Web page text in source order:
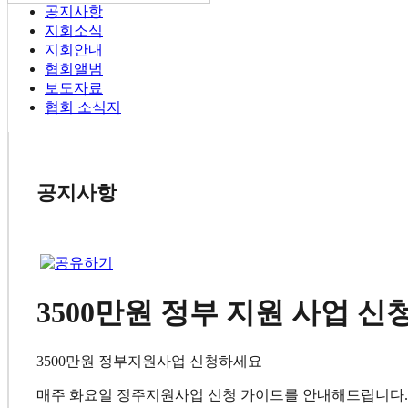
공지사항
지회소식
지회안내
협회앨범
보도자료
협회 소식지
공지사항
3500만원 정부 지원 사업 신
3500만원 정부지원사업 신청하세요
매주 화요일 정주지원사업 신청 가이드를 안내해드립니다.